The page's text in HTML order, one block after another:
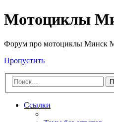
Мотоциклы
Форум про мотоциклы Минск
Пропустить
Ссылки